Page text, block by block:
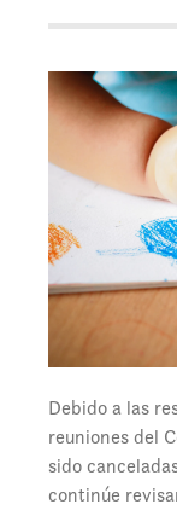
Debido a las
reuniones del
sido
continúe